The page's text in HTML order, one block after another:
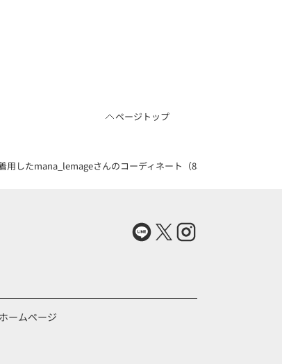
ページトップ
したmana_lemageさんのコーディネート（83727563）
ームページ